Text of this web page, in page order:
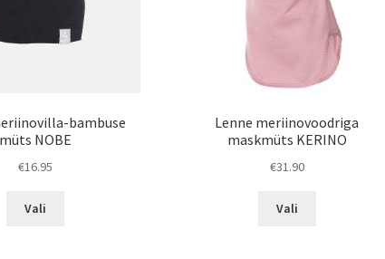
bambuse
müts NOBE
€16.95
Vali
Lenne meriinovoodriga
maskmüts KERINO
€31.90
Vali